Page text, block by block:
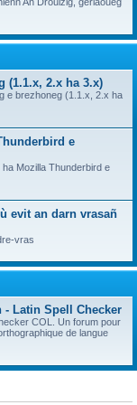
(1.1.x, 2.x ha 3.x)
e brezhoneg (1.1.x, 2.x ha
e
Mozilla Thunderbird e
evit an darn vrasañ
vras
- Latin Spell Checker
COL. Un forum pour
de langue